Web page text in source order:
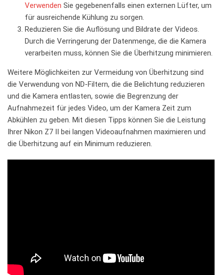
Verwenden Sie​ gegebenenfalls einen externen Lüfter, um
für ausreichende Kühlung zu sorgen.
Reduzieren Sie die Auflösung und Bildrate ⁤der ​Videos.‌
Durch die​ Verringerung der Datenmenge, die die‍ Kamera
verarbeiten⁢ muss, können Sie die ‍Überhitzung ⁣minimieren.
Weitere​ Möglichkeiten zur ⁣Vermeidung von Überhitzung‌ sind
die Verwendung von‍ ND-Filtern, die die Belichtung reduzieren
und die Kamera entlasten, sowie die⁣ Begrenzung der⁢
Aufnahmezeit für ⁣jedes Video,‌ um der Kamera Zeit zum
Abkühlen zu geben. Mit diesen Tipps können Sie die Leistung
Ihrer Nikon Z7 II bei langen‍ Videoaufnahmen maximieren ‍und
⁣die Überhitzung auf ein Minimum ⁢reduzieren.